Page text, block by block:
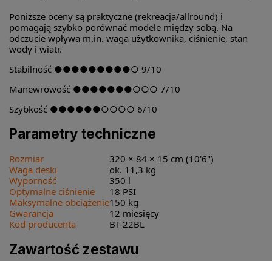
Poniższe oceny są praktyczne (rekreacja/allround) i
pomagają szybko porównać modele między sobą. Na
odczucie wpływa m.in. waga użytkownika, ciśnienie, stan
wody i wiatr.
Stabilność ●●●●●●●●●○ 9/10
Manewrowość ●●●●●●●○○○ 7/10
Szybkość ●●●●●●○○○○ 6/10
Parametry techniczne
Rozmiar
320 × 84 × 15 cm (10'6")
Waga deski
ok. 11,3 kg
Wyporność
350 l
Optymalne ciśnienie
18 PSI
Maksymalne obciążenie150 kg
Gwarancja
12 miesięcy
Kod producenta
BT-22BL
Zawartość zestawu